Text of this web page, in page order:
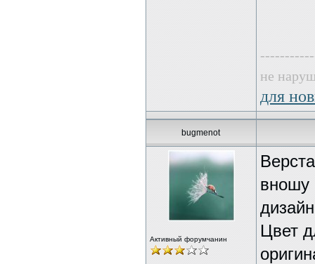
не
для
bugmenot
Активный форумчанин
вношу
Цвет